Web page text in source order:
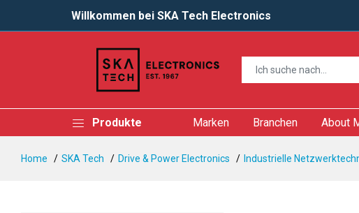
Willkommen bei SKA Tech Electronics
Produkte Marken Branchen About
Home SKA Tech Drive & Power Electronics Industrielle